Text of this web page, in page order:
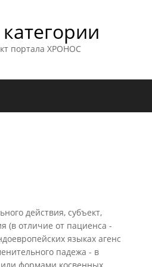
портала ХРОНОС
действия, субъект,
(в отличие от пациенса -
языках агенс
падежа - в
или формами косвенных